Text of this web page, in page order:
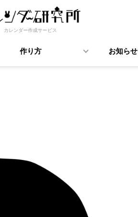
カレンダー作成サービス
作り方 お知らせ